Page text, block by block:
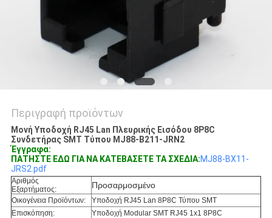
Περιγραφή προϊόντων
Μονή Υποδοχή RJ45 Lan Πλευρικής Εισόδου 8P8C
Συνδετήρας SMT Τύπου MJ88-B211-JRN2
Έγγραφα:
ΠΑΤΗΣΤΕ ΕΔΩ ΓΙΑ ΝΑ ΚΑΤΕΒΑΣΕΤΕ ΤΑ ΣΧΕΔΙΑ:MJ88-BX11-
JRS2.pdf
Αριθμός
Εξαρτήματος:
Προσαρμοσμένο
Οικογένεια Προϊόντων:
Υποδοχή RJ45 Lan 8P8C Τύπου SMT
Επισκόπηση:
Υποδοχή Modular SMT RJ45 1x1 8P8C